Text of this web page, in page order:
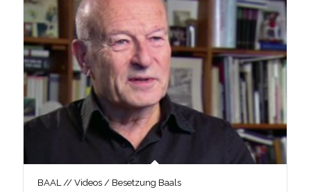
BAAL // Videos / Besetzung Baals